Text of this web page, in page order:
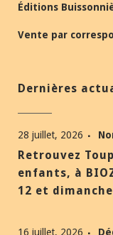
Éditions
Vente par
Dernières
28 juillet, 2026
Retrouvez
enfants, à
12 et
16 juillet, 2026